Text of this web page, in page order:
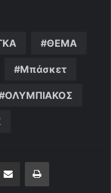
ΘΕΜΑ
Μπάσκετ
ΟΛΥΜΠΙΑΚΟΣ
Κοινοποίηση μέσω ηλεκτρονικού ταχυδρομείουΕκτύπωση